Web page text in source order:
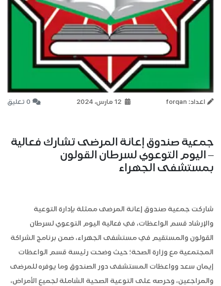
اعداد: forqan 12 مارس، 2024 0 تعليق
جمعية صندوق إعانة المرضى تشارك فعالية
– اليوم التوعوي لسرطان القولون
بمستشفى الجهراء
شاركت جمعية صندوق إعانة المرضى ممثلة بإدارة التوعية
والإرشاد قسم الواعظات، في فعالية اليوم التوعوي لسرطان
القولون والمستقيم في مستشفى الجهراء، ضمن برنامج الشراكة
المجتمعية مع وزارة الصحة؛ حيث وضحت رئيسة قسم الواعظات
إيمان سعد وواعظات المستشفى دور الصندوق وما يوفره للمرضى
والمراجعين، وحرصه على التوعية الصحية الشاملة لجميع الأمراض،